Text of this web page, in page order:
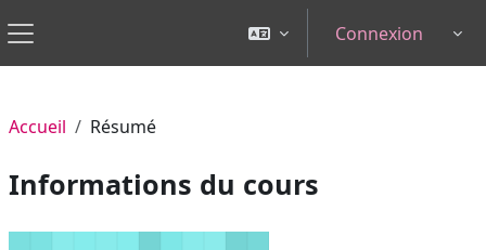
Panneau latéral
Connexion
Accueil Résumé
Informations du cours